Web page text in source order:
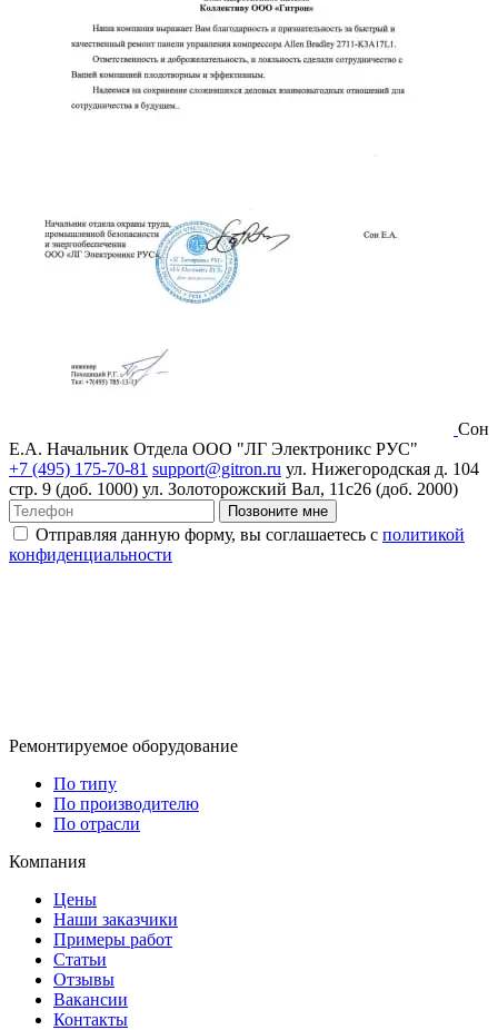
Сон
Е.А. Начальник Отдела ООО "ЛГ Электроникс РУС"
+7 (495) 175-70-81 support@gitron.ru ул. Нижегородская д. 104
стр. 9 (доб. 1000) ул. Золоторожский Вал, 11с26 (доб. 2000)
Позвоните мне
Отправляя данную форму, вы соглашаетесь с политикой
конфиденциальности
Ремонтируемое оборудование
По типу
По производителю
По отрасли
Компания
Цены
Наши заказчики
Примеры работ
Статьи
Отзывы
Вакансии
Контакты